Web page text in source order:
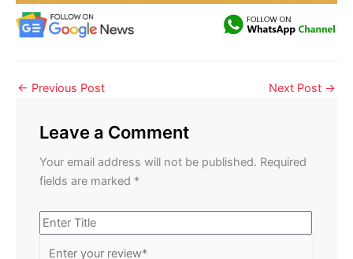
← Previous Post Next Post →
Leave a Comment
Your email address will not be published. Required
fields are marked *